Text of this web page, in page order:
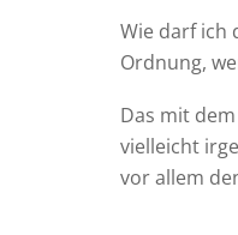
Wie darf ich
Ordnung,
Das mit
vielleicht
vor allem